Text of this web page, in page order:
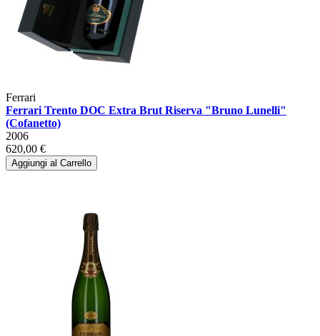
Ferrari
Ferrari Trento DOC Extra Brut Riserva "Bruno Lunelli"
(Cofanetto)
2006
620,00 €
Aggiungi al Carrello